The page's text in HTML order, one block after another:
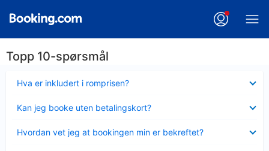
Topp 10-spørsmål
Hva er inkludert i romprisen?
mindre
Kan jeg booke uten betalingskort?
mindre
Hvordan vet jeg at bookingen min er bekreftet?
mindre